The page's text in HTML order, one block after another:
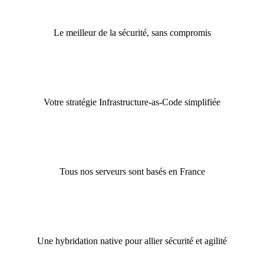
Le meilleur de la sécurité, sans compromis
Votre stratégie Infrastructure-as-Code simplifiée
Tous nos serveurs sont basés en France
Une hybridation native pour allier sécurité et agilité